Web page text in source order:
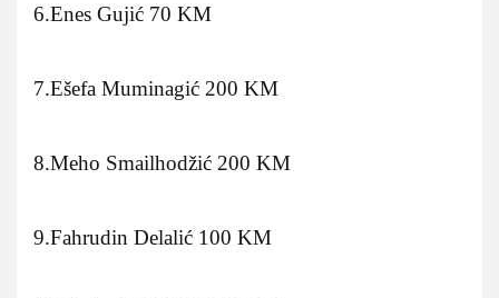
6.Enes Gujić 70 KM
7.Ešefa Muminagić 200 KM
8.Meho Smailhodžić 200 KM
9.Fahrudin Delalić 100 KM